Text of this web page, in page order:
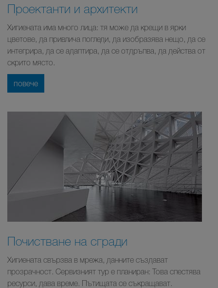
Проектанти и архитекти
Хигиената има много лица: тя може да крещи в ярки
цветове, да привлича погледи, да изобразява нещо, да се
интегрира, да се адаптира, да се отдръпва, да действа от
скрито място.
повече
Почистване на сгради
Хигиената свързва в мрежа, данните създават
прозрачност. Сервизният тур е планиран: Това спестява
ресурси, дава време. Пътищата се съкращават.